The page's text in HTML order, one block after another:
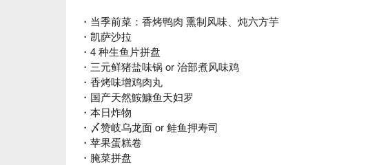
・当季前菜：香烤鸭肉 熏制风味、炖六方芋
・凯萨沙拉
・4 种生鱼片拼盘
・三元鲜猪盐味锅 or 治部煮风味鸡
・香烤味增鸡肉丸
・国产天然鮟鱇鱼天妇罗
・本日炸物
・〆赞岐乌龙面 or 鲑鱼押寿司
・苹果蛋糕卷
・腌菜拼盘